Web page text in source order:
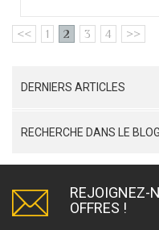
<< 1 2 3 4 >>
DERNIERS ARTICLES
RECHERCHE DANS LE BLOG
REJOIGNEZ-
OFFRES !